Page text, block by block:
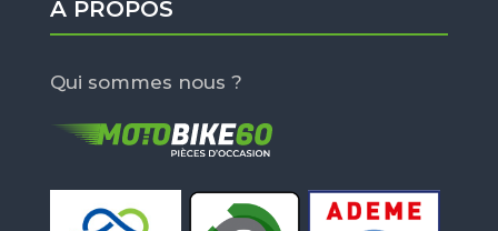
À PROPOS
Qui sommes nous ?